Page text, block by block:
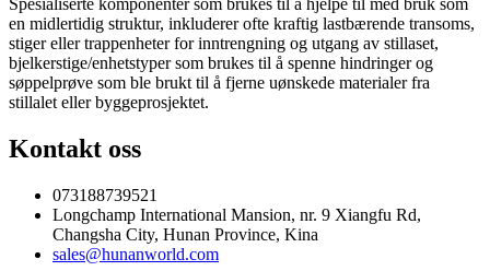
en midlertidig struktur, inkluderer ofte kraftig lastbærende transoms,
stiger eller trappenheter for inntrengning og utgang av stillaset,
bjelkerstige/enhetstyper som brukes til å spenne hindringer og
søppelprøve som ble brukt til å fjerne uønskede materialer fra
stillalet eller byggeprosjektet.
Kontakt oss
073188739521
Longchamp International Mansion, nr. 9 Xiangfu Rd,
Changsha City, Hunan Province, Kina
sales@hunanworld.com